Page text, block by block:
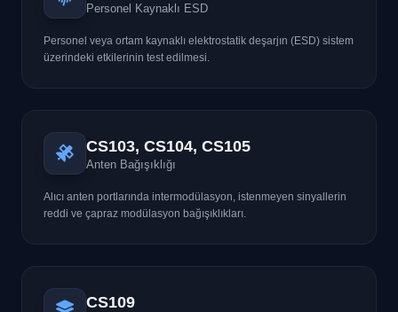
Personel Kaynaklı ESD
Personel veya ortam kaynaklı elektrostatik deşarjın (ESD) sistem
üzerindeki etkilerinin test edilmesi.
CS103, CS104, CS105
Anten Bağışıklığı
Alıcı anten portlarında intermodülasyon, istenmeyen sinyallerin
reddi ve çapraz modülasyon bağışıklıkları.
CS109